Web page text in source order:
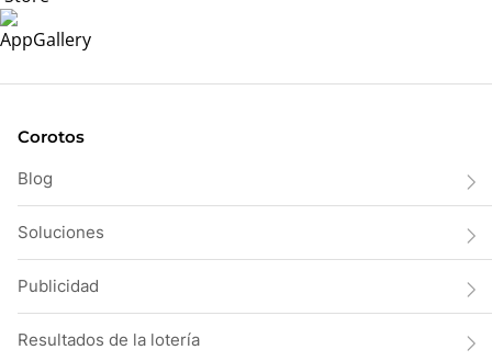
Corotos
Blog
Soluciones
Publicidad
Resultados de la lotería